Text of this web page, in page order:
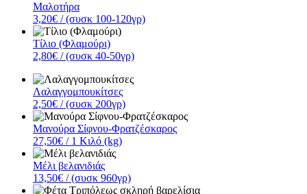
Μαλοτήρα
3,20€ / (συσκ 100-120γρ)
Τίλιο (Φλαμούρι)
2,80€ / (συσκ 40-50γρ)
Λαλαγγομπουκίτσες
2,50€ / (συσκ 200γρ)
Μανούρα Σίφνου-Φρατζέσκαρος
27,50€ / 1 Κιλό (kg)
Μέλι βελανιδιάς
13,50€ / (συσκ 960γρ)